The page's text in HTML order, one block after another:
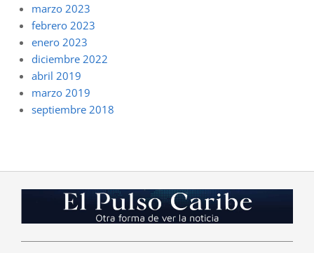
marzo 2023
febrero 2023
enero 2023
diciembre 2022
abril 2019
marzo 2019
septiembre 2018